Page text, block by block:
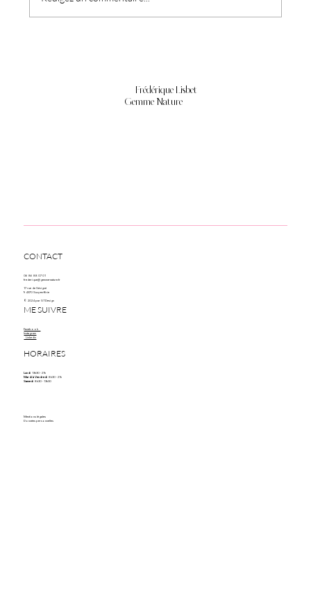
Frédérique Lisbet
Gemme Nature
CONTACT
06 86 88 07 01
frederique@gemme-nature.fr
17 rue de Sévigné
94370 Sucy-en-Brie
© 2024 par STDesign
ME SUIVRE
Facebook
Instagram
Linkedin
HORAIRES
Lundi 13h30 - 21h
Mardi à Vendredi 8h30 - 21h
Samedi 8h30 - 13h30
Mentions légales
Données personnelles